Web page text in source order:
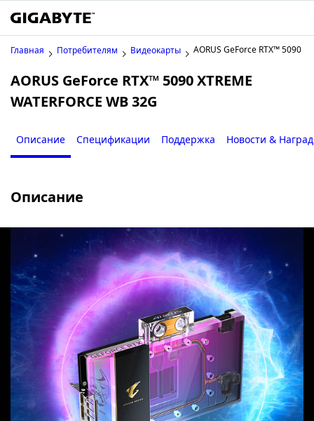
Главная Потребителям Видеокарты AORUS GeForce RTX™ 5090
AORUS GeForce RTX™ 5090 XTREME
WATERFORCE WB 32G
Описание Спецификации Поддержка Новости &
Описание